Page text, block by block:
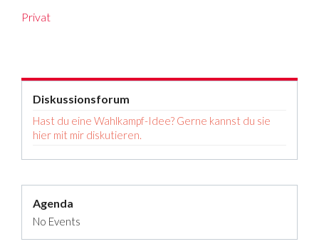
Privat
Diskussionsforum
Hast du eine Wahlkampf-Idee? Gerne kannst du sie
hier mit mir diskutieren.
Agenda
No Events